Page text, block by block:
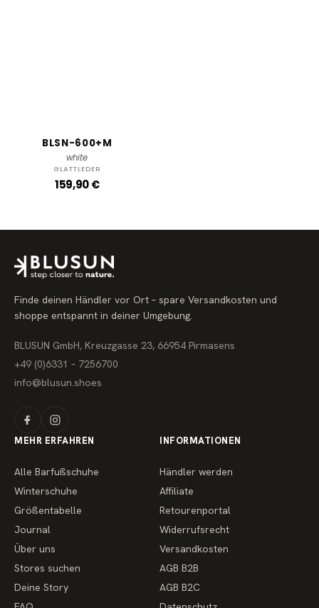
BLSN-600+M
white
GLATTLEDER
R
l
e
r
P
e
i
s
159,90 €
Finde deinen Händler vor Ort – spare Versandkosten und
shoppe entspannt in deiner Umgebung.
BLUSUN GmbH, Kreuzgasse 23, 66954 Pirmasens
+49 (0)6331 – 7256700
info@blusun.shoes
MEHR ERFAHREN
Alle Barfußschuhe
Winterschuhe
Größentabelle
Journal
Über uns
Stores suchen
Deine Story
INFORMATIONEN
Händler werden
Affiliate
Retourenportal
Widerrufsrecht
Versandkosten
AGB B2B
AGB B2C